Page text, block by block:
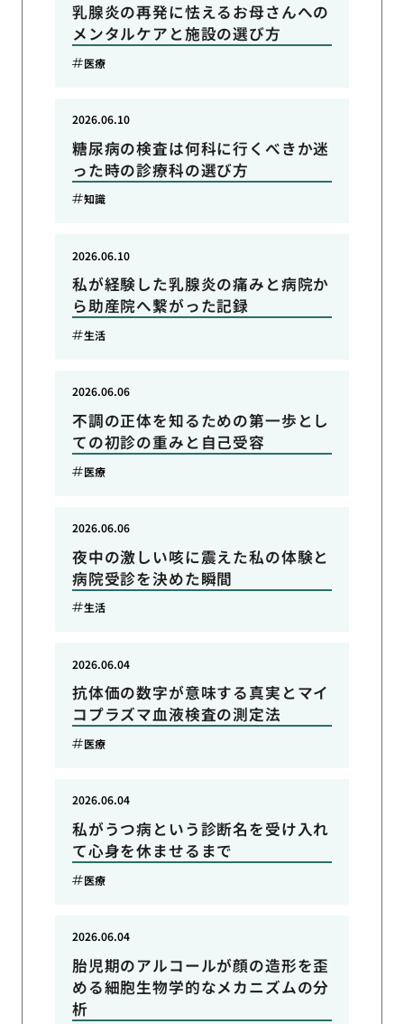
乳腺炎の再発に怯えるお母さんへの
メンタルケアと施設の選び方
医療
糖尿病の検査は何科に行くべきか迷
った時の診療科の選び方
2026.06.10
知識
私が経験した乳腺炎の痛みと病院か
ら助産院へ繋がった記録
2026.06.10
生活
不調の正体を知るための第一歩とし
ての初診の重みと自己受容
2026.06.06
医療
夜中の激しい咳に震えた私の体験と
病院受診を決めた瞬間
2026.06.06
生活
抗体価の数字が意味する真実とマイ
コプラズマ血液検査の測定法
2026.06.04
医療
私がうつ病という診断名を受け入れ
て心身を休ませるまで
2026.06.04
医療
胎児期のアルコールが顔の造形を歪
める細胞生物学的なメカニズムの分
析
2026.06.04